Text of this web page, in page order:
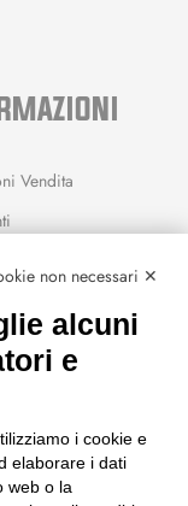
Vendita
non necessari ✕
alcuni
e
i cookie e
elaborare i dati
web o la